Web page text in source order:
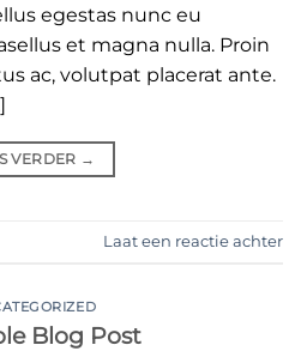
egestas nunc eu
et magna nulla. Proin
ac, volutpat placerat ante.
VERDER →
Laat een reactie achter
Blog Post